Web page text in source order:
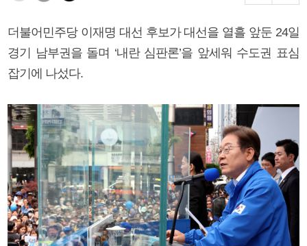
더불어민주당 이재명 대선 후보가 대선을 열흘 앞둔 24일
경기 남부권을 돌며 ‘내란 심판론’을 앞세워 수도권 표심
잡기에 나섰다.